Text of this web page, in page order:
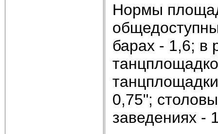
Нормы
барах - 1,6; в
0,75";
заведениях -